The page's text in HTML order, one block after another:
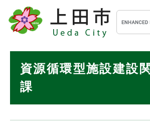
メニューを飛ばして本文へ
キ
ー
ワ
検
資源循環型施設建設
課